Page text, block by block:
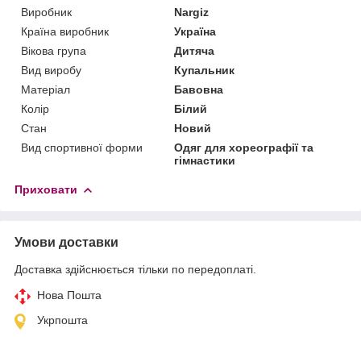
Виробник
Nargiz
Країна виробник
Україна
Вікова група
Дитяча
Вид виробу
Купальник
Матеріал
Бавовна
Колір
Білий
Стан
Новий
Вид спортивної форми
Одяг для хореографії та
гімнастики
Приховати
Умови доставки
Доставка здійснюється тільки по передоплаті.
Нова Пошта
Укрпошта